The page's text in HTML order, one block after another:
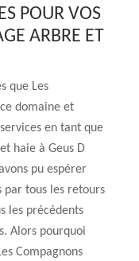
POUR VOS
ARBRE ET
que Les
domaine et
en tant que
haie à Geus D
pu espérer
par tous les retours
les précédents
Alors pourquoi
Compagnons